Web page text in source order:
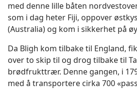
med denne lille båten
som i dag heter Fiji, oppover
(Australia) og kom i sikkerhet på
Da Bligh kom tilbake til England,
over to skip til og drog tilbake til
brødfrukttrær. Denne gangen, i
med å transportere cirka 700